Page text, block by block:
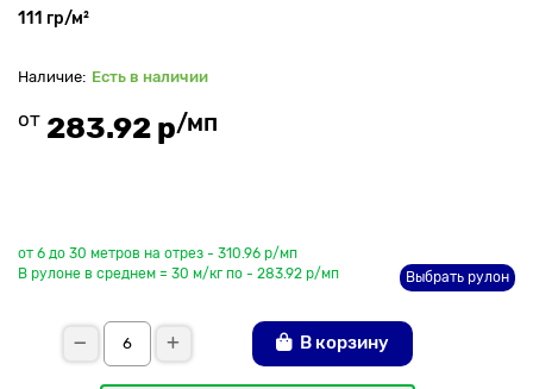
111 гр/м²
Есть в наличии
от 283.92 р/мп
от 6 до 30 метров на отрез - 310.96 р/мп
В рулоне в среднем = 30 м/кг по - 283.92 р/мп
Выбрать рулон
В корзину